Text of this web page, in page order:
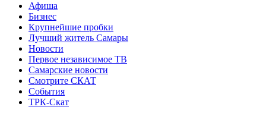
Афиша
Бизнес
Крупнейшие пробки
Лучший житель Самары
Новости
Первое независимое ТВ
Самарские новости
Смотрите СКАТ
События
ТРК-Скат